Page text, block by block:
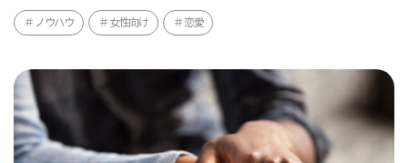
ノウハウ 女性向け 恋愛